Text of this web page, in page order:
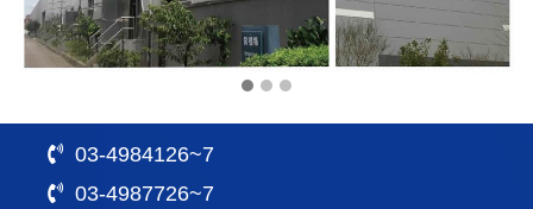
03-4984126~7
03-4987726~7